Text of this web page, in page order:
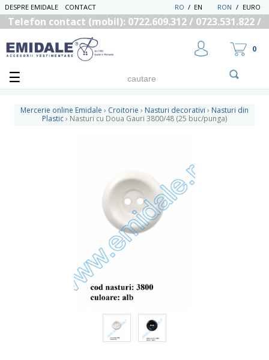
DESPRE EMIDALE CONTACT RON / EURO
EN
/
RO
Telefon contact (mobil): 0722.609.312 / 0723.531.822 /
0
Mercerie online Emidale › Croitorie › Nasturi decorativi › Nasturi din
Plastic› Nasturi cu Doua Gauri 3800/48 (25 buc/punga)